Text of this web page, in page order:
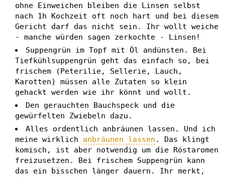
ohne Einweichen bleiben die Linsen selbst
nach 1h Kochzeit oft noch hart und bei diesem
Gericht darf das nicht sein. Ihr wollt weiche
- manche würden sagen zerkochte - Linsen!
Suppengrün im Topf mit Öl andünsten. Bei
Tiefkühlsuppengrün geht das einfach so, bei
frischem (Peterilie, Sellerie, Lauch,
Karotten) müssen alle Zutaten so klein
gehackt werden wie ihr könnt und wollt.
Den gerauchten Bauchspeck und die
gewürfelten Zwiebeln dazu.
Alles ordentlich anbräunen lassen. Und ich
meine wirklich anbräunen lassen . Das klingt
komisch, ist aber notwendig um die Röstaromen
freizusetzen. Bei frischem Suppengrün kann
das ein bisschen länger dauern. Ihr merkt,